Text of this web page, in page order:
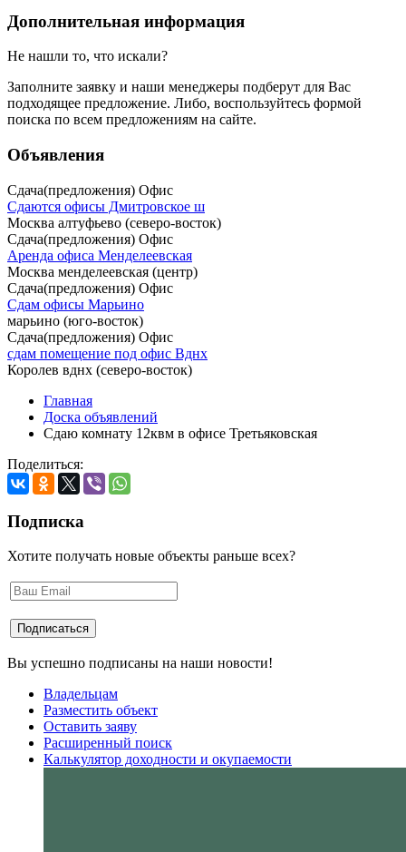
Дополнительная информация
Не нашли то, что искали?
Заполните заявку и наши менеджеры подберут для Вас
подходящее предложение. Либо, воспользуйтесь формой
поиска по всем предложениям на сайте.
Объявления
Сдача(предложения) Офис
Сдаются офисы Дмитровское ш
Москва алтуфьево (северо-восток)
Сдача(предложения) Офис
Аренда офиса Менделеевская
Москва менделеевская (центр)
Сдача(предложения) Офис
Сдам офисы Марьино
марьино (юго-восток)
Сдача(предложения) Офис
сдам помещение под офис Вднх
Королев вднх (северо-восток)
Главная
Доска объявлений
Сдаю комнату 12квм в офисе Третьяковская
Поделиться:
Подписка
Хотите получать новые объекты раньше всех?
Вы успешно подписаны на наши новости!
Владельцам
Разместить объект
Оставить заяву
Расширенный поиск
Калькулятор доходности и окупаемости